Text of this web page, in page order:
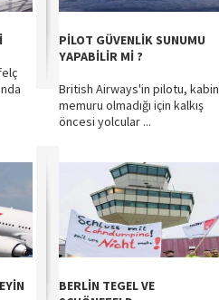
PİLOT GÜVENLİK SUNUMU
YAPABİLİR Mİ ?
British Airways'in pilotu, kabin
memuru olmadığı için kalkış
öncesi yolcular ...
BERLİN TEGEL VE